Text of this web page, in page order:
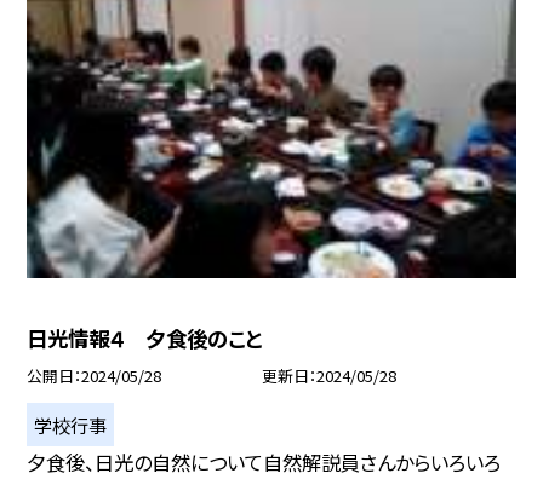
日光情報４ 夕食後のこと
公開日 2024/05/28 更新日 2024/05/28
学校行事
夕食後、日光の自然について自然解説員さんからいろいろ